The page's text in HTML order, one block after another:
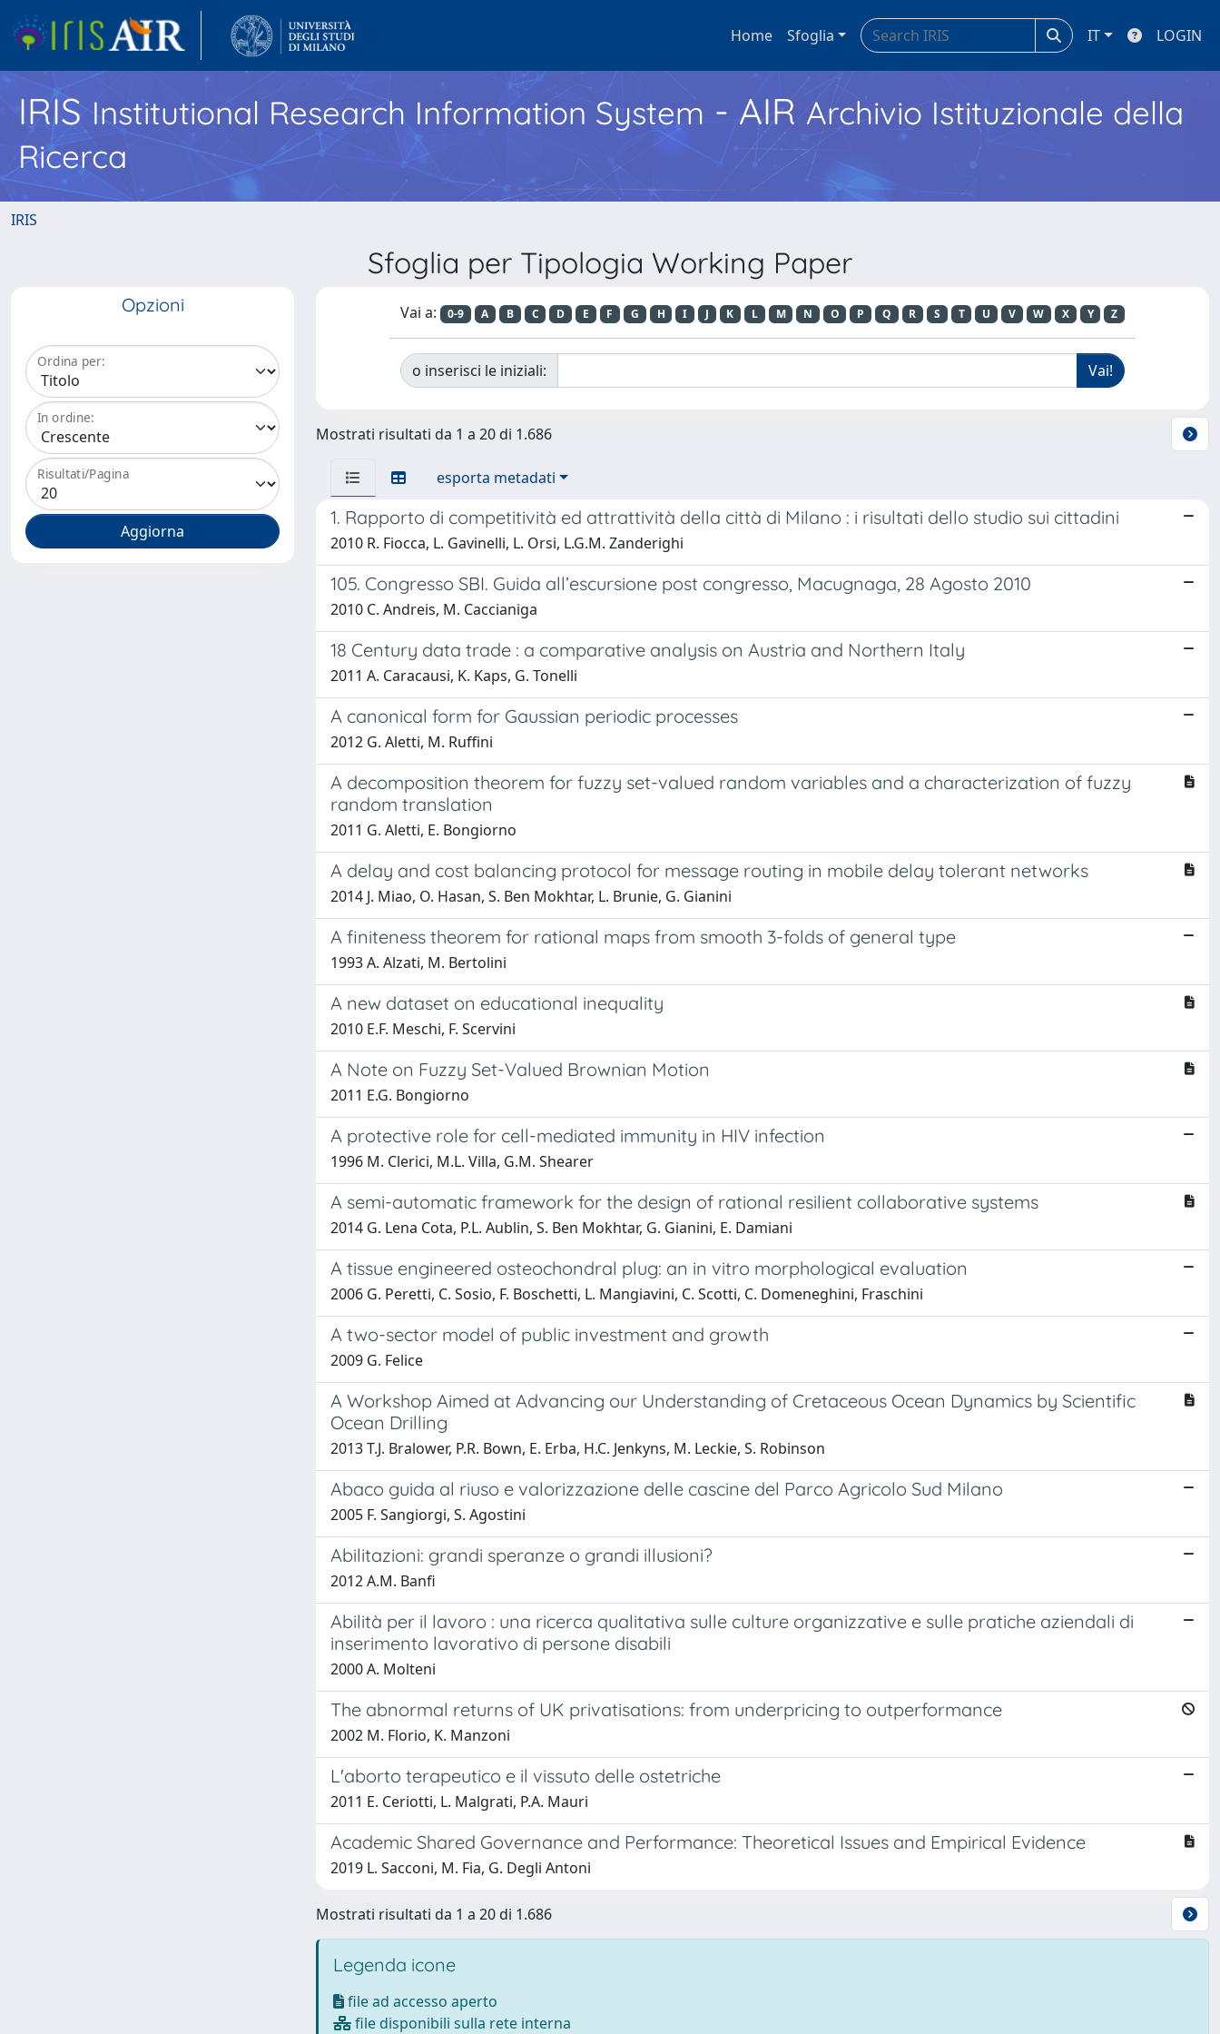
Home Sfoglia IT LOGIN
IRISInstitutional Research Information System - AIR Archivio Istituzionale della
Ricerca
IRIS
Sfoglia per Tipologia Working Paper
Opzioni
Ordina per:
In ordine:
Risultati/Pagina
Vai a: 0-9 A B C D E F G H I J K L M N O P Q R S T U V W X Y Z
o inserisci le iniziali:
Mostrati risultati da 1 a 20 di 1.686
esporta metadati
1. Rapporto di competitività ed attrattività della città di Milano : i risultati dello studio sui cittadini
2010 R. Fiocca, L. Gavinelli, L. Orsi, L.G.M. Zanderighi
105. Congresso SBI. Guida all’escursione post congresso, Macugnaga, 28 Agosto 2010
2010 C. Andreis, M. Caccianiga
18 Century data trade : a comparative analysis on Austria and Northern Italy
2011 A. Caracausi, K. Kaps, G. Tonelli
A canonical form for Gaussian periodic processes
2012 G. Aletti, M. Ruffini
A decomposition theorem for fuzzy set-valued random variables and a characterization of fuzzy
random translation
2011 G. Aletti, E. Bongiorno
A delay and cost balancing protocol for message routing in mobile delay tolerant networks
2014 J. Miao, O. Hasan, S. Ben Mokhtar, L. Brunie, G. Gianini
A finiteness theorem for rational maps from smooth 3-folds of general type
1993 A. Alzati, M. Bertolini
A new dataset on educational inequality
2010 E.F. Meschi, F. Scervini
A Note on Fuzzy Set-Valued Brownian Motion
2011 E.G. Bongiorno
A protective role for cell-mediated immunity in HIV infection
1996 M. Clerici, M.L. Villa, G.M. Shearer
A semi-automatic framework for the design of rational resilient collaborative systems
2014 G. Lena Cota, P.L. Aublin, S. Ben Mokhtar, G. Gianini, E. Damiani
A tissue engineered osteochondral plug: an in vitro morphological evaluation
2006 G. Peretti, C. Sosio, F. Boschetti, L. Mangiavini, C. Scotti, C. Domeneghini, Fraschini
A two-sector model of public investment and growth
2009 G. Felice
A Workshop Aimed at Advancing our Understanding of Cretaceous Ocean Dynamics by Scientific
Ocean Drilling
2013 T.J. Bralower, P.R. Bown, E. Erba, H.C. Jenkyns, M. Leckie, S. Robinson
Abaco guida al riuso e valorizzazione delle cascine del Parco Agricolo Sud Milano
2005 F. Sangiorgi, S. Agostini
Abilitazioni: grandi speranze o grandi illusioni?
2012 A.M. Banfi
Abilità per il lavoro : una ricerca qualitativa sulle culture organizzative e sulle pratiche aziendali di
inserimento lavorativo di persone disabili
2000 A. Molteni
The abnormal returns of UK privatisations: from underpricing to outperformance
2002 M. Florio, K. Manzoni
L'aborto terapeutico e il vissuto delle ostetriche
2011 E. Ceriotti, L. Malgrati, P.A. Mauri
Academic Shared Governance and Performance: Theoretical Issues and Empirical Evidence
2019 L. Sacconi, M. Fia, G. Degli Antoni
Mostrati risultati da 1 a 20 di 1.686
Legenda icone
file ad accesso aperto
file disponibili sulla rete interna